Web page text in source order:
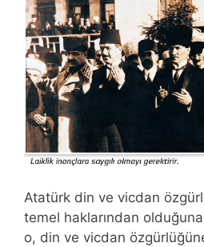
Atatürk din ve vicdan
temel haklarından
o, din ve vicdan